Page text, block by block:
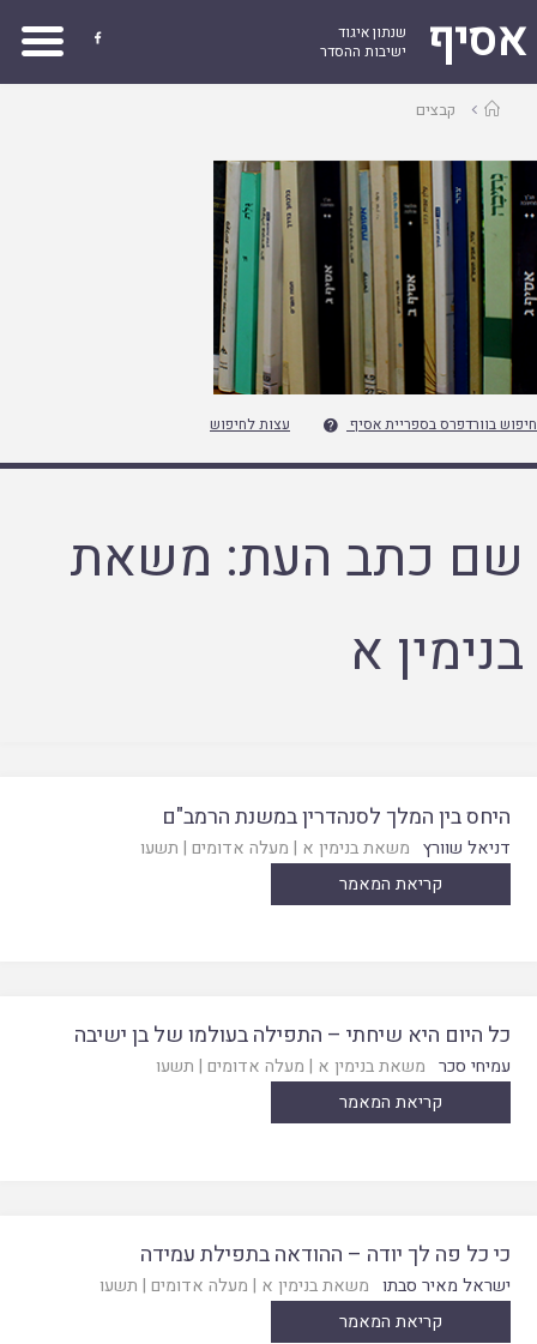
אסיף
שנתון איגוד
ישיבות ההסדר

עמודקבצים
חיפוש בוורדפרס בספריית אסיף  עצות לחיפוש
שם כתב העת: משאת
בנימין א
היחס בין המלך לסנהדרין במשנת הרמב"ם
דניאל שוורץ משאת בנימין א | מעלה אדומים | תשעו
קריאת המאמר
כל היום היא שיחתי – התפילה בעולמו של בן ישיבה
עמיחי סכר משאת בנימין א | מעלה אדומים | תשעו
קריאת המאמר
כי כל פה לך יודה – ההודאה בתפילת עמידה
ישראל מאיר סבתו משאת בנימין א | מעלה אדומים | תשעו
קריאת המאמר